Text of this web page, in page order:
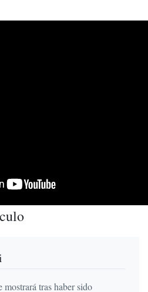
mostrará tras haber sido